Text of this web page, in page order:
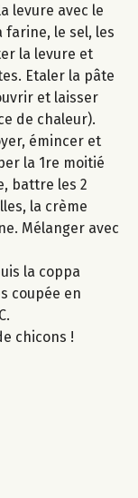
levure avec le
farine, le sel, les
la levure et
Etaler la pâte
et laisser
de chaleur).
émincer et
la 1re moitié
battre les 2
la crème
Mélanger avec
la coppa
coupée en
chicons !